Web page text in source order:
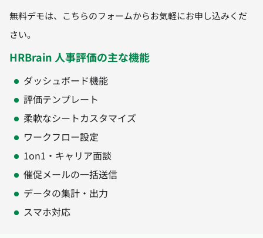
無料デモは、こちらのフォームからお気軽にお申し込みくだ
さい。
HRBrain 人事評価の主な機能
ダッシュボード機能
評価テンプレート
柔軟なシートカスタマイズ
ワークフロー設定
1on1・キャリア面談
催促メールの一括送信
データの集計・出力
スマホ対応